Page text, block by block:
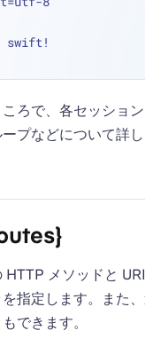
swift!
ろで、各セッション
プなどについて詳
HTTP メソッドと
指定します。また
できます。